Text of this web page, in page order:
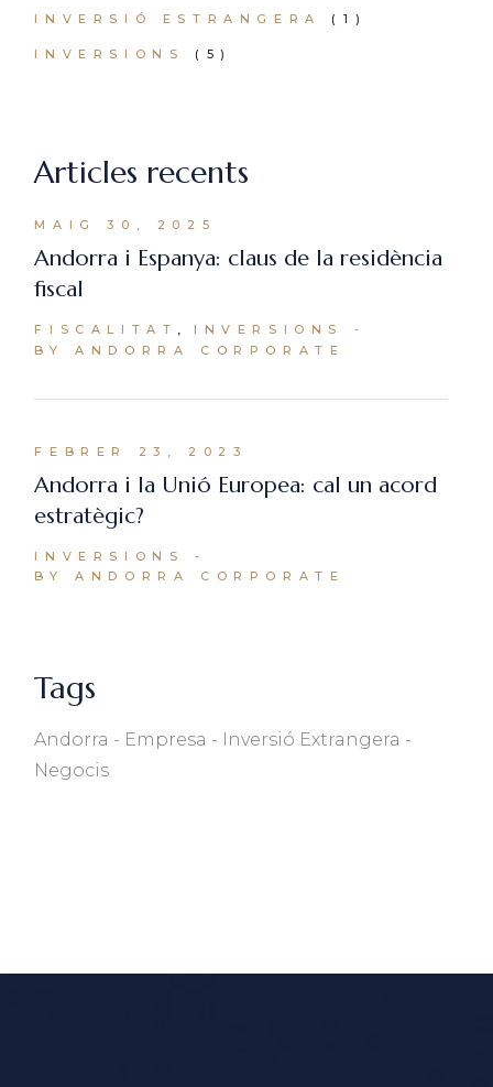
INVERSIÓ ESTRANGERA (1)
INVERSIONS (5)
Articles recents
MAIG 30, 2025
Andorra i Espanya: claus de la residència
fiscal
FISCALITAT
INVERSIONS
BY ANDORRA CORPORATE
FEBRER 23, 2023
Andorra i la Unió Europea: cal un acord
estratègic?
INVERSIONS
BY ANDORRA CORPORATE
Tags
Andorra Empresa
Inversió Extrangera
Negocis